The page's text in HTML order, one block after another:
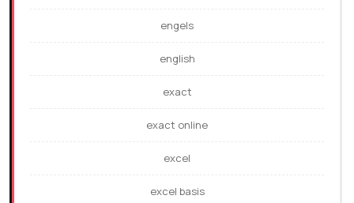
engels
english
exact
exact online
excel
excel basis